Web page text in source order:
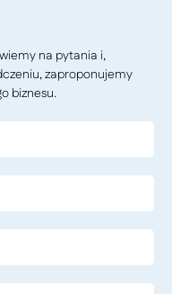
na pytania i,
zaproponujemy
biznesu.